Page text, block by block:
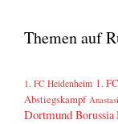
Themen auf
1. FC Heidenheim 1.
Abstiegskampf
Dortmund Borussia